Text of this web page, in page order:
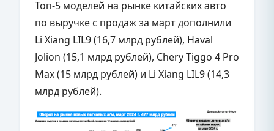
Топ-5 моделей на рынке китайских авто
по выручке с продаж за март дополнили
Li Xiang LIL9 (16,7 млрд рублей), Haval
Jolion (15,1 млрд рублей), Chery Tiggo 4 Pro
Max (15 млрд рублей) и Li Xiang LIL9 (14,3
млрд рублей).